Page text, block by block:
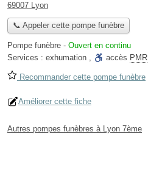
69007 Lyon
📞 Appeler cette pompe funèbre
Pompe funèbre - Ouvert en continu
Services : exhumation , accès PMR
Recommander cette pompe funèbre
Améliorer cette fiche
Autres pompes funèbres à Lyon 7ème